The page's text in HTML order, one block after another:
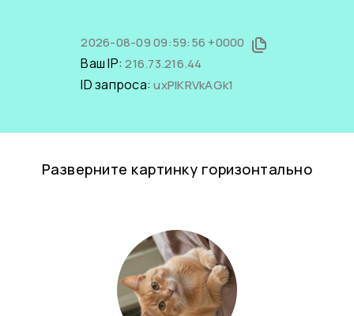
2026-08-09 09:59:56 +0000
Ваш IP:216.73.216.44
ID запроса:uxPlKRVkAGk1
Разверните картинку горизонтально